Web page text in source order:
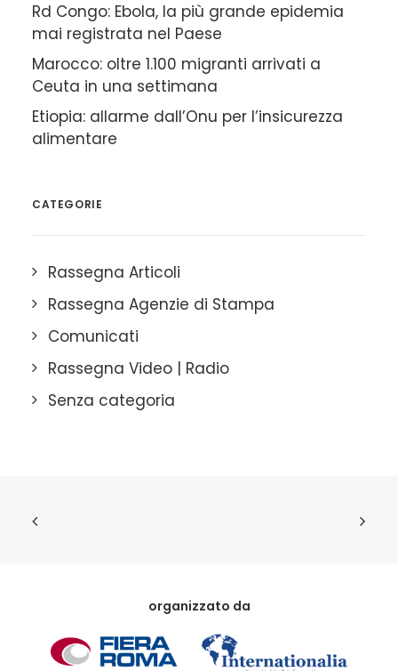
Rd Congo: Ebola, la più grande epidemia
mai registrata nel Paese
Marocco: oltre 1.100 migranti arrivati a
Ceuta in una settimana
Etiopia: allarme dall’Onu per l’insicurezza
alimentare
CATEGORIE
Rassegna Articoli
Rassegna Agenzie di Stampa
Comunicati
Rassegna Video | Radio
Senza categoria
organizzato da